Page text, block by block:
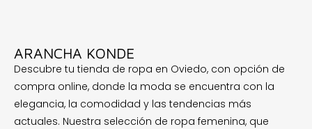
ARANCHA KONDE
Descubre tu tienda de ropa en Oviedo, con opción de
compra online, donde la moda se encuentra con la
elegancia, la comodidad y las tendencias más
actuales. Nuestra selección de ropa femenina, que